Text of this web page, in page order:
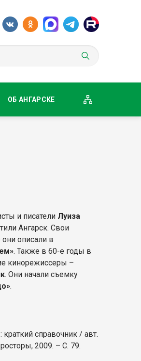
ОБ АНГАРСКЕ
и писатели Луиза
Ангарск. Свои
они описали в
. Также в 60-е годы в
кинорежиссеры –
. Они начали съемку
.
краткий справочник / авт.
2009. – С. 79.